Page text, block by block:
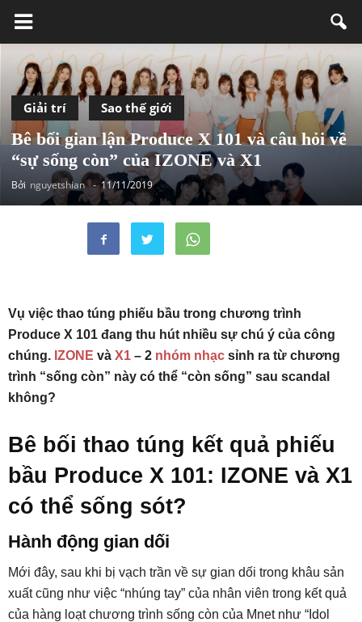
Giải trí Sao thế giới
Bê bối gian lận Produce X 101 và câu hỏi về
“sự sống còn” của IZONE và X1
Bởi nguyetshian - 11/11/2019
Vụ việc thao túng phiếu bầu trong chương trình
Produce X 101 đang thu hút nhiều sự chú ý của công
chúng. IZONE và X1 – 2 nhóm nhạc sỉnh ra từ chương
trình “sống còn” này có thể “còn sống” sau scandal
không?
Bê bối thao túng kết quả phiếu
bầu Produce X 101: IZONE và X1
có thể sống sót?
Hành động gian dối
Mới đây, sau khi bị vạch trần về sự gian dối trong khâu sản
xuất cũng như việc “nhúng tay” của nhân viên trong kết quả
của hàng loạt chương trình sống còn của Mnet như “Idol